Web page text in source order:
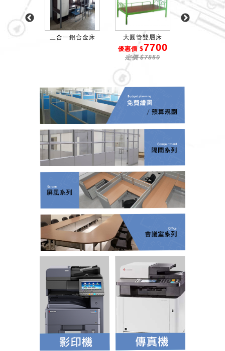
(905色...
三合一鋁合金床
大圓管雙層床
優惠價 $7700
定價 $7850